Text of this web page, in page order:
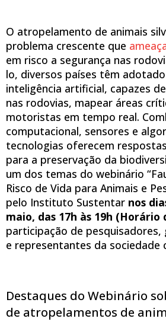
O atropelamento de animais
problema crescente que
em risco a segurança nas
lo, diversos países têm
inteligência artificial, capazes
nas rodovias, mapear áreas
motoristas em tempo real.
computacional, sensores e
tecnologias oferecem
para a preservação da
um dos temas do webinário
Risco de Vida para Animais e
pelo Instituto Sustentar nos
maio, das 17h às 19h (Horário
participação de
e representantes da sociedade
Destaques do Webinário
de atropelamentos de